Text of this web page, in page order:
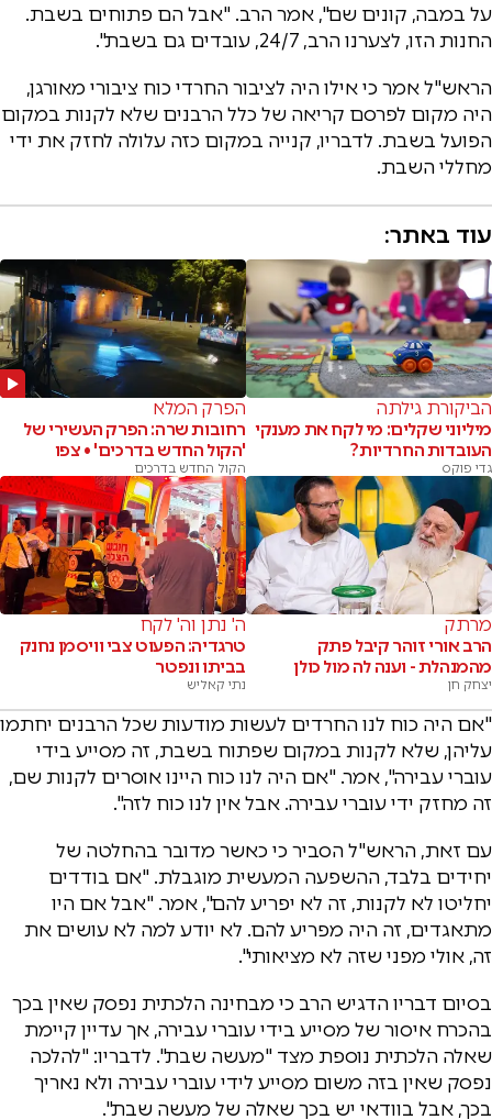
על במבה, קונים שם", אמר הרב. "אבל הם פתוחים בשבת.
החנות הזו, לצערנו הרב, 24/7, עובדים גם בשבת".
הראש"ל אמר כי אילו היה לציבור החרדי כוח ציבורי מאורגן,
היה מקום לפרסם קריאה של כלל הרבנים שלא לקנות במקום
הפועל בשבת. לדבריו, קנייה במקום כזה עלולה לחזק את ידי
מחללי השבת.
עוד באתר:
הביקורת גילתה
מיליוני שקלים: מי לקח את מענקי
העובדות החרדיות?
גדי פוקס
הפרק המלא
רחובות שרה: הפרק העשירי של
'הקול החדש בדרכים' • צפו
הקול החדש בדרכים
מרתק
הרב אורי זוהר קיבל פתק
מהמנהלת - וענה לה מול כולן
יצחק חן
ה' נתן וה' לקח
טרגדיה: הפעוט צבי וויסמן נחנק
בביתו ונפטר
נתי קאליש
"אם היה כוח לנו החרדים לעשות מודעות שכל הרבנים יחתמו
עליהן, שלא לקנות במקום שפתוח בשבת, זה מסייע בידי
עוברי עבירה", אמר. "אם היה לנו כוח היינו אוסרים לקנות שם,
זה מחזק ידי עוברי עבירה. אבל אין לנו כוח לזה".
עם זאת, הראש"ל הסביר כי כאשר מדובר בהחלטה של
יחידים בלבד, ההשפעה המעשית מוגבלת. "אם בודדים
יחליטו לא לקנות, זה לא יפריע להם", אמר. "אבל אם היו
מתאגדים, זה היה מפריע להם. לא יודע למה לא עושים את
זה, אולי מפני שזה לא מציאותי".
בסיום דבריו הדגיש הרב כי מבחינה הלכתית נפסק שאין בכך
בהכרח איסור של מסייע בידי עוברי עבירה, אך עדיין קיימת
שאלה הלכתית נוספת מצד "מעשה שבת". לדבריו: "להלכה
נפסק שאין בזה משום מסייע לידי עוברי עבירה ולא נאריך
בכך, אבל בוודאי יש בכך שאלה של מעשה שבת".